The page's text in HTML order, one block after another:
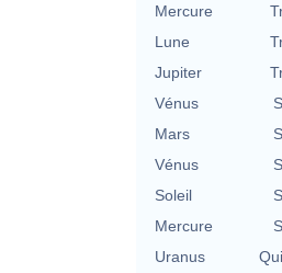
Mercure
Lune
Jupiter
Vénus
Mars
Vénus
Soleil
Mercure
Uranus